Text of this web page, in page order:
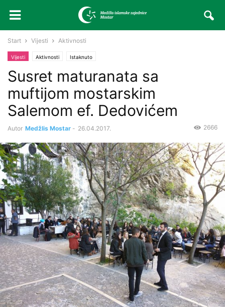
Start Vijesti Aktivnosti
Vijesti Aktivnosti Istaknuto
Susret maturanata sa
muftijom mostarskim
Salemom ef. Dedovićem
Autor Medžlis Mostar - 26.04.2017. 2666